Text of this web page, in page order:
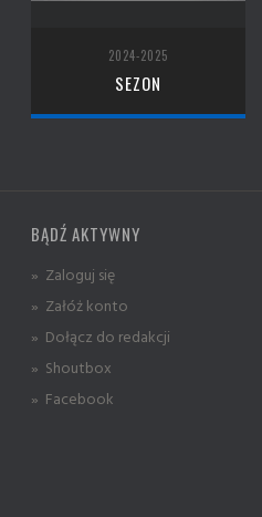
2024-2025
SEZON
BĄDŹ AKTYWNY
» Zaloguj się
» Załóż konto
» Dołącz do redakcji
» Shoutbox
» Facebook